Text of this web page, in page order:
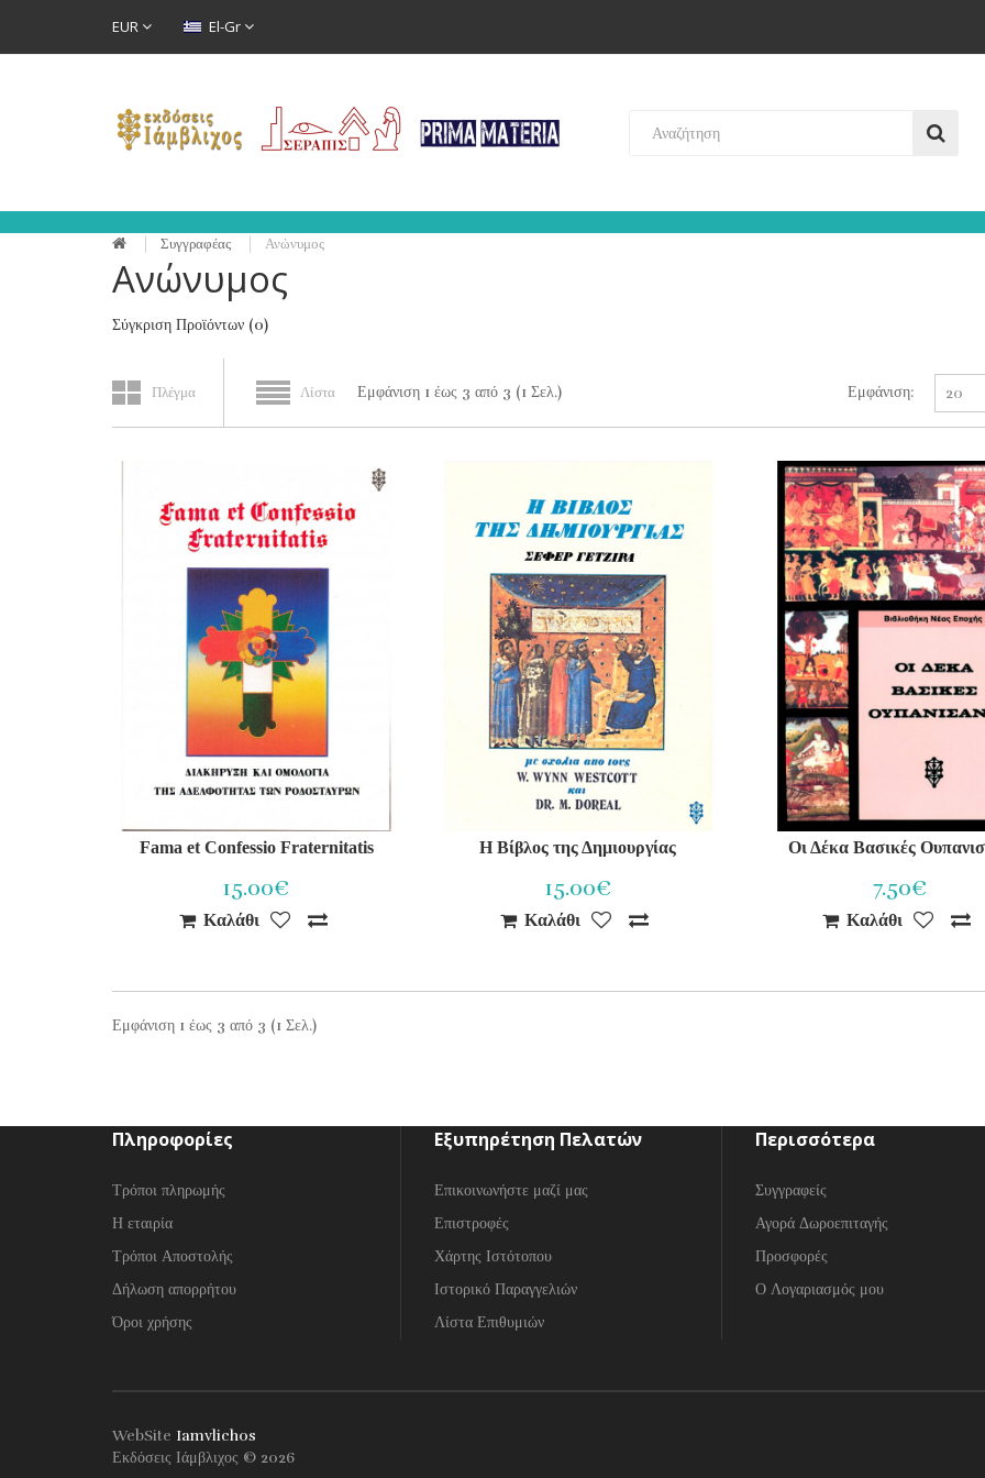
EUR El-Gr
Συγγραφέας Ανώνυμος
Ανώνυμος
Σύγκριση Προϊόντων (0)
Πλέγμα Λίστα Εμφάνιση 1 έως 3 από 3 (1 Σελ.) Εμφάνιση:
Fama et Confessio Fraternitatis
15.00€
Καλάθι
Η Βίβλος της Δημιουργίας
15.00€
Καλάθι
Οι Δέκα Βασικές
7.50€
Καλάθι
Εμφάνιση 1 έως 3 από 3 (1 Σελ.)
Πληροφορίες
Τρόποι πληρωμής
Η εταιρία
Τρόποι Αποστολής
Δήλωση απορρήτου
Όροι χρήσης
Εξυπηρέτηση Πελατών
Επικοινωνήστε μαζί μας
Επιστροφές
Χάρτης Ιστότοπου
Ιστορικό Παραγγελιών
Λίστα Επιθυμιών
Περισσότερα
Συγγραφείς
Αγορά Δωροεπιταγής
Προσφορές
Ο Λογαριασμός μου
WebSite Iamvlichos
Εκδόσεις Ιάμβλιχος © 2026